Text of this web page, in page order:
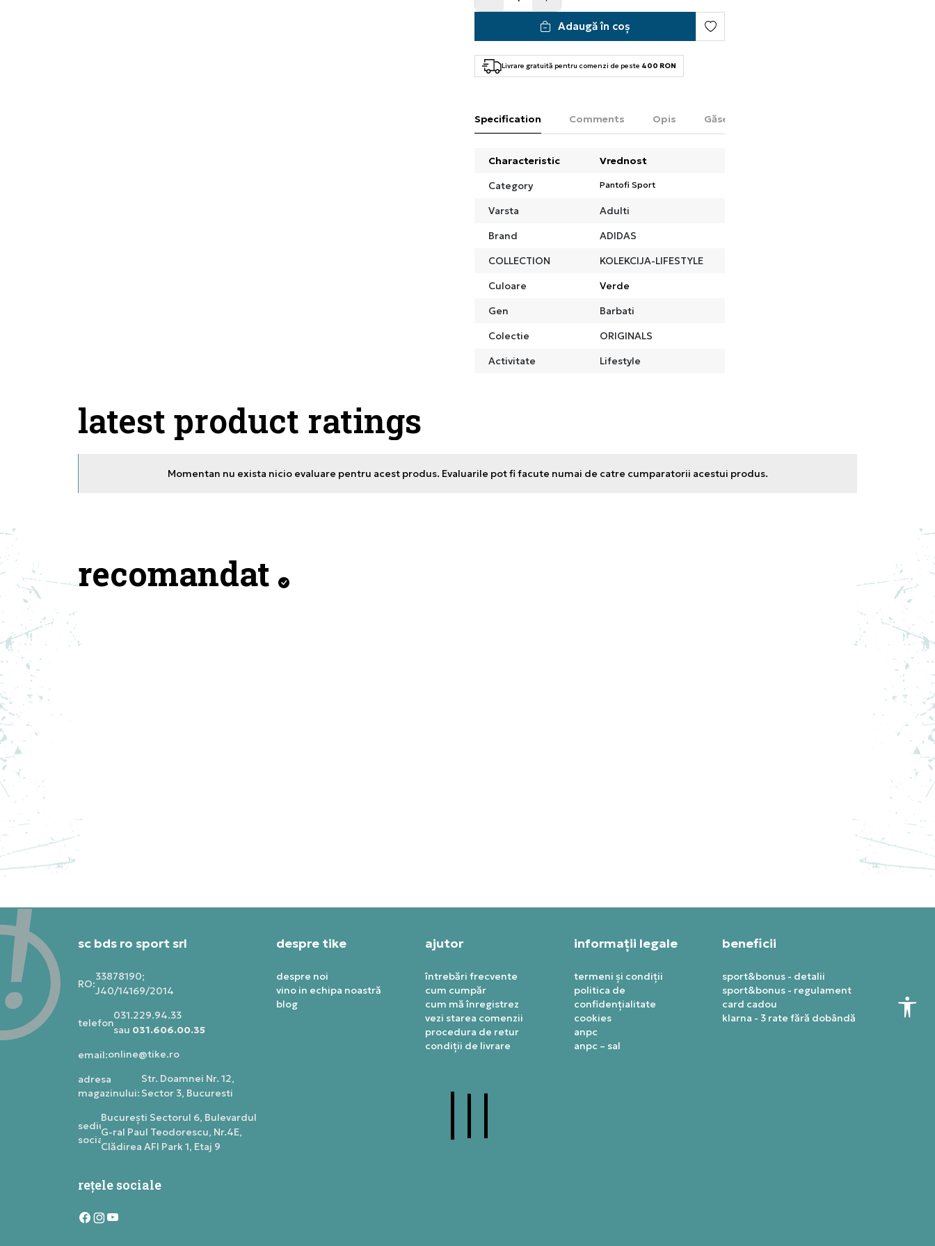
Adaugă în coș
Livrare gratuită pentru comenzi de peste 400 RON
Specification Comments Opis Găsește în magazin
Characteristic
Vrednost
Category
Pantofi Sport
Varsta
Adulti
Brand
ADIDAS
COLLECTION
KOLEKCIJA-LIFESTYLE
Culoare
Verde
Gen
Barbati
Colectie
ORIGINALS
Activitate
Lifestyle
latest product ratings
Momentan nu exista nicio evaluare pentru acest produs. Evaluarile pot fi facute numai de catre cumparatorii acestui produs.
recomandat
sc bds ro sport srl
RO:
33878190;
J40/14169/2014
telefon:
031.229.94.33
sau 031.606.00.35
email:online@tike.ro
adresa
magazinului:
Str. Doamnei Nr. 12,
Sector 3, Bucuresti
sediu
social:
Bucureşti Sectorul 6, Bulevardul
G-ral Paul Teodorescu, Nr.4E,
Clădirea AFI Park 1, Etaj 9
despre tike
despre noi
vino in echipa noastră
blog
ajutor
întrebări frecvente
cum cumpăr
cum mă înregistrez
vezi starea comenzii
procedura de retur
condiții de livrare
informații legale
termeni și condiții
politica de
confidențialitate
cookies
anpc
anpc – sal
beneficii
sport&bonus - detalii
sport&bonus - regulament
card cadou
klarna - 3 rate fără dobândă
rețele sociale